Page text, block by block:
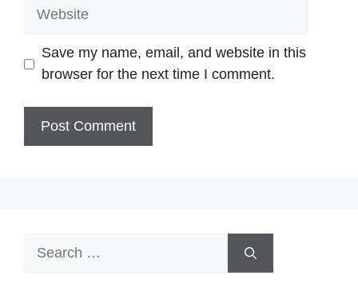
Website
Save my name, email, and website in this
browser for the next time I comment.